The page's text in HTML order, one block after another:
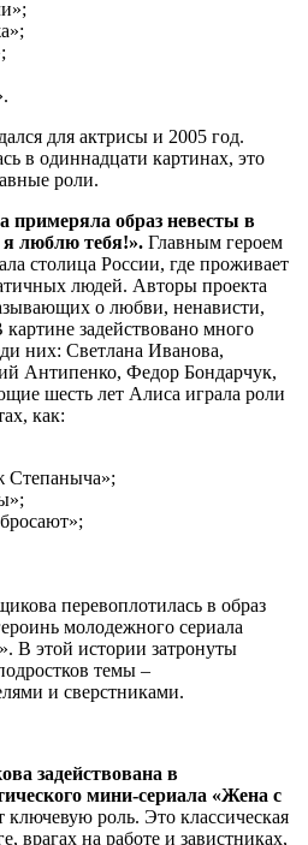
для актрисы и 2005 год.
в одиннадцати картинах, это
роли.
примеряла образ невесты в
люблю тебя!». Главным героем
столица России, где проживает
людей. Авторы проекта
о любви, ненависти,
картине задействовано много
них: Светлана Иванова,
Антипенко, Федор Бондарчук,
шесть лет Алиса играла роли
как:
Степаныча»;
перевоплотилась в образ
молодежного сериала
». В этой истории затронуты
темы –
и сверстниками.
задействована в
мини-сериала «Жена с
ключевую роль. Это классическая
врагах на работе и завистниках,